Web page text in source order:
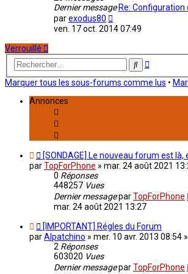
Dernier message Re: Configuration
parexodus80
le
ven. 17 oct. 2014 07:49
Verrouillé
Rechercher
Recherche
Marquer tous les sous-forums comme lus •
Annonces
[SONDAGE] Le nouveau forum est
parTopForPhone » mar. 24 août 2021
0 Réponses
448257 Vues
Dernier messageparTopForPhone
mar. 24 août 2021 13:27
[IMPORTANT] Régles du Forum
parAlpatchino » mer. 10 avr. 2013 08:54
2 Réponses
603020 Vues
Dernier messageparTopForPhone